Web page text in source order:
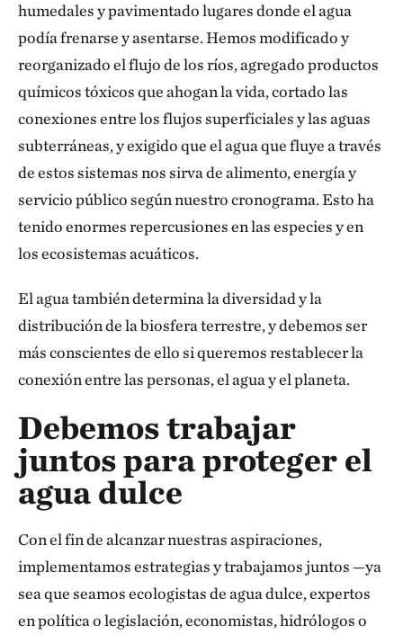
humedales y pavimentado lugares donde el agua
podía frenarse y asentarse. Hemos modificado y
reorganizado el flujo de los ríos, agregado productos
químicos tóxicos que ahogan la vida, cortado las
conexiones entre los flujos superficiales y las aguas
subterráneas, y exigido que el agua que fluye a través
de estos sistemas nos sirva de alimento, energía y
servicio público según nuestro cronograma. Esto ha
tenido enormes repercusiones en las especies y en
los ecosistemas acuáticos.
El agua también determina la diversidad y la
distribución de la biosfera terrestre, y debemos ser
más conscientes de ello si queremos restablecer la
conexión entre las personas, el agua y el planeta.
Debemos trabajar
juntos para proteger el
agua dulce
Con el fin de alcanzar nuestras aspiraciones,
implementamos estrategias y trabajamos juntos —ya
sea que seamos ecologistas de agua dulce, expertos
en política o legislación, economistas, hidrólogos o